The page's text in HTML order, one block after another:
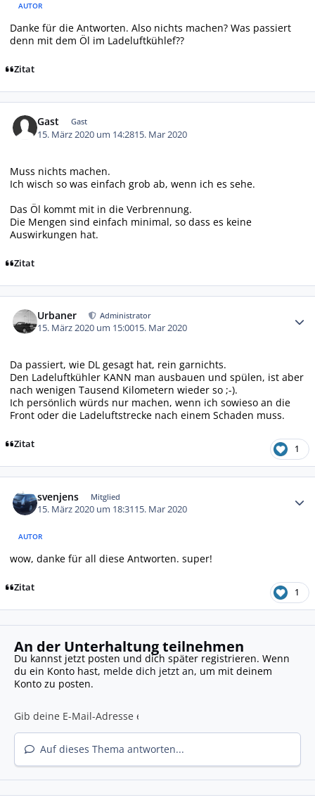
AUTOR
Danke für die Antworten. Also nichts machen? Was passiert
denn mit dem Öl im Ladeluftkühlef??
Zitat
Gast Gast
15. März 2020 um 14:2815. Mar 2020
Muss nichts machen.
Ich wisch so was einfach grob ab, wenn ich es sehe.
Das Öl kommt mit in die Verbrennung.
Die Mengen sind einfach minimal, so dass es keine
Auswirkungen hat.
Zitat
Urbaner Administrator
15. März 2020 um 15:0015. Mar 2020
Da passiert, wie DL gesagt hat, rein garnichts.
Den Ladeluftkühler KANN man ausbauen und spülen, ist aber
nach wenigen Tausend Kilometern wieder so ;-).
Ich persönlich würds nur machen, wenn ich sowieso an die
Front oder die Ladeluftstrecke nach einem Schaden muss.
Zitat 1
svenjens Mitglied
15. März 2020 um 18:3115. Mar 2020
AUTOR
wow, danke für all diese Antworten. super!
Zitat 1
An der Unterhaltung teilnehmen
Du kannst jetzt posten und dich später registrieren. Wenn
du ein Konto hast, melde dich jetzt an, um mit deinem
Konto zu posten.
Auf dieses Thema antworten...